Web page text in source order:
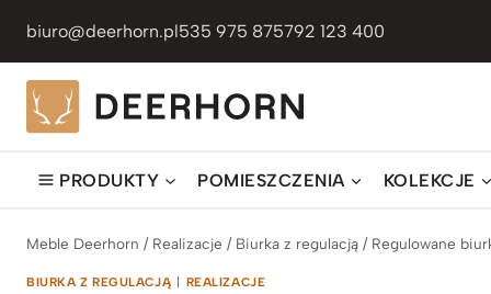
treści
biuro@deerhorn.pl535 975 875792 123 400
PRODUKTY POMIESZCZENIA KOLEKCJE
Meble Deerhorn / Realizacje / Biurka z regulacją / Regulowane
BIURKA Z REGULACJĄ | REALIZACJE